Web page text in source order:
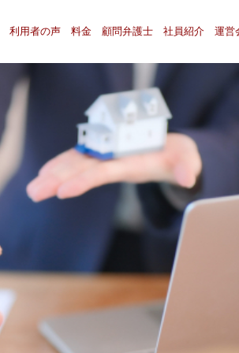
利用者の声 料金 顧問弁護士 社員紹介 運営